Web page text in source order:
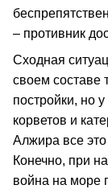
– противник
Сходная
своем составе
постройки, но
корветов и
Алжира все
Конечно, при
война на море